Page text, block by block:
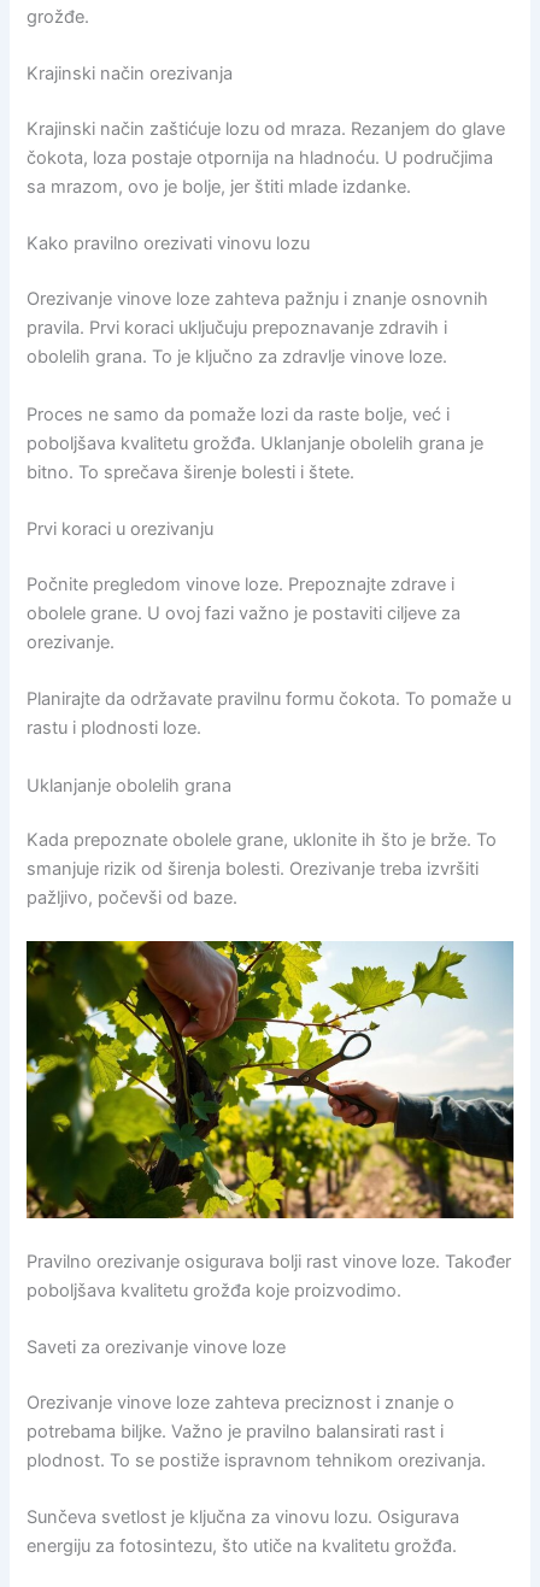
grožđe.
Krajinski način orezivanja
Krajinski način zaštićuje lozu od mraza. Rezanjem do glave
čokota, loza postaje otpornija na hladnoću. U područjima
sa mrazom, ovo je bolje, jer štiti mlade izdanke.
Kako pravilno orezivati vinovu lozu
Orezivanje vinove loze zahteva pažnju i znanje osnovnih
pravila. Prvi koraci uključuju prepoznavanje zdravih i
obolelih grana. To je ključno za zdravlje vinove loze.
Proces ne samo da pomaže lozi da raste bolje, već i
poboljšava kvalitetu grožđa. Uklanjanje obolelih grana je
bitno. To sprečava širenje bolesti i štete.
Prvi koraci u orezivanju
Počnite pregledom vinove loze. Prepoznajte zdrave i
obolele grane. U ovoj fazi važno je postaviti ciljeve za
orezivanje.
Planirajte da održavate pravilnu formu čokota. To pomaže u
rastu i plodnosti loze.
Uklanjanje obolelih grana
Kada prepoznate obolele grane, uklonite ih što je brže. To
smanjuje rizik od širenja bolesti. Orezivanje treba izvršiti
pažljivo, počevši od baze.
Pravilno orezivanje osigurava bolji rast vinove loze. Također
poboljšava kvalitetu grožđa koje proizvodimo.
Saveti za orezivanje vinove loze
Orezivanje vinove loze zahteva preciznost i znanje o
potrebama biljke. Važno je pravilno balansirati rast i
plodnost. To se postiže ispravnom tehnikom orezivanja.
Sunčeva svetlost je ključna za vinovu lozu. Osigurava
energiju za fotosintezu, što utiče na kvalitetu grožđa.